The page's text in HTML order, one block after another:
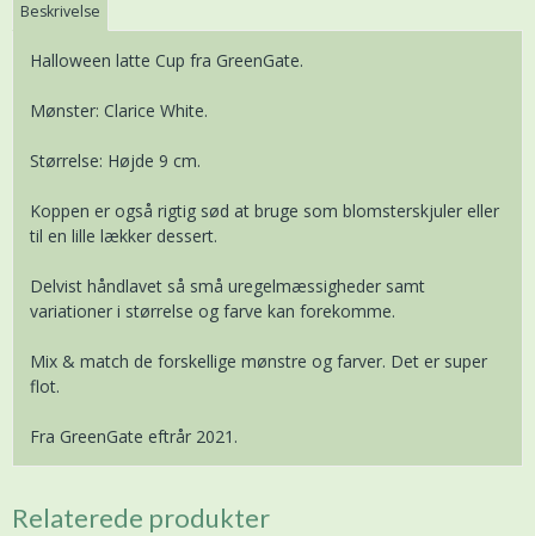
Beskrivelse
Halloween latte Cup fra GreenGate.
Mønster: Clarice White.
Størrelse: Højde 9 cm.
Koppen er også rigtig sød at bruge som blomsterskjuler eller
til en lille lækker dessert.
Delvist håndlavet så små uregelmæssigheder samt
variationer i størrelse og farve kan forekomme.
Mix & match de forskellige mønstre og farver. Det er super
flot.
Fra GreenGate eftrår 2021.
Relaterede produkter